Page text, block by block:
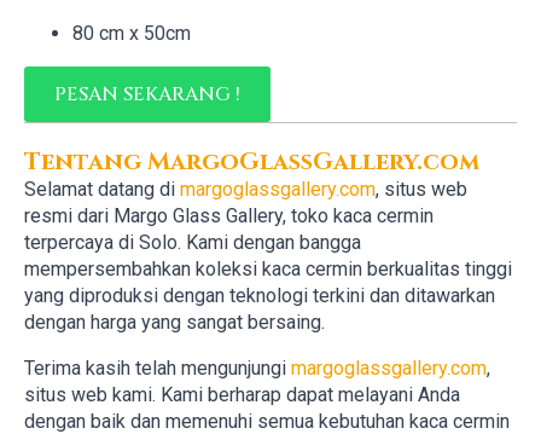
was:
Rp 1.600.000.
is:
Rp 700.000.
80 cm x 50cm
PESAN SEKARANG !
Tentang MargoGlassGallery.com
Selamat datang di margoglassgallery.com, situs web
resmi dari Margo Glass Gallery, toko kaca cermin
terpercaya di Solo. Kami dengan bangga
mempersembahkan koleksi kaca cermin berkualitas tinggi
yang diproduksi dengan teknologi terkini dan ditawarkan
dengan harga yang sangat bersaing.
Terima kasih telah mengunjungi margoglassgallery.com,
situs web kami. Kami berharap dapat melayani Anda
dengan baik dan memenuhi semua kebutuhan kaca cermin